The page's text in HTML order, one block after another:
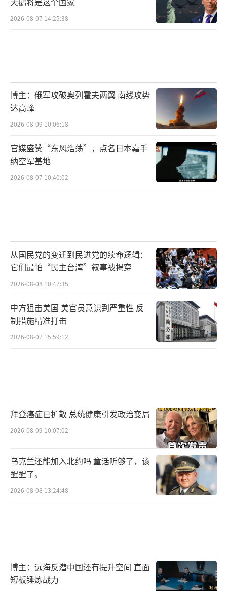
2026-08-07 14:25:38
博主：俄军攻破奥列霍夫两翼 南线攻势
达高峰
2026-08-09 10:06:18
官媒盛赞“东风浩荡”，点名日本嘉手
纳空军基地
2026-08-07 10:40:02
从国民党的变迁到民进党的续命逻辑：
它们最怕“民主台湾”叙事被揭穿
2026-08-08 10:47:35
中方狙击美国 美官员意识到严重性 反
制措施精准打击
2026-08-07 15:59:12
拜登癌症已扩散 总统健康引发政治变局
2026-08-09 10:07:02
乌克兰还能加入北约吗 童话听够了，该
醒醒了。
2026-08-08 13:24:48
博主：远海反潜中国还有提升空间 直面
短板锤炼战力